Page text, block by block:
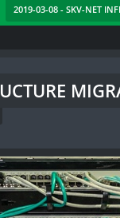
2019-03-08 - SKV-NET